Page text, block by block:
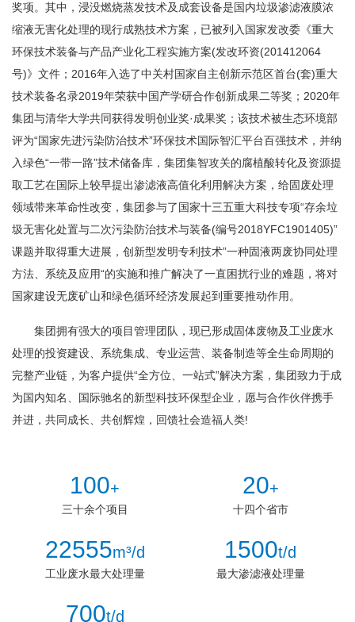
奖项。其中，浸没燃烧蒸发技术及成套设备是国内垃圾渗滤液膜浓
缩液无害化处理的现行成熟技术方案，已被列入国家发改委《重大
环保技术装备与产品产业化工程实施方案(发改环资(201412064
号)》文件；2016年入选了中关村国家自主创新示范区首台(套)重大
技术装备名录2019年荣获中国产学研合作创新成果二等奖；2020年
集团与清华大学共同获得发明创业奖·成果奖；该技术被生态环境部
评为“国家先进污染防治技术”环保技术国际智汇平台百强技术，并纳
入绿色“一带一路”技术储备库，集团集智攻关的腐植酸转化及资源提
取工艺在国际上较早提出渗滤液高值化利用解决方案，给固废处理
领域带来革命性改变，集团参与了国家十三五重大科技专项“存余垃
圾无害化处置与二次污染防治技术与装备(编号2018YFC1901405)”
课题并取得重大进展，创新型发明专利技术”一种固液两废协同处理
方法、系统及应用“的实施和推广解决了一直困扰行业的难题，将对
国家建设无废矿山和绿色循环经济发展起到重要推动作用。
集团拥有强大的项目管理团队，现已形成固体废物及工业废水
处理的投资建设、系统集成、专业运营、装备制造等全生命周期的
完整产业链，为客户提供“全方位、一站式”解决方案，集团致力于成
为国内知名、国际驰名的新型科技环保型企业，愿与合作伙伴携手
并进，共同成长、共创辉煌，回馈社会造福人类!
100+
三十余个项目
20+
十四个省市
22555m³/d
工业废水最大处理量
1500t/d
最大渗滤液处理量
700t/d